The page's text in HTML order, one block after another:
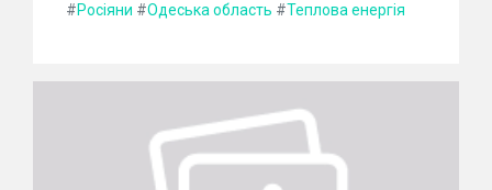
#Росіяни #Одеська область #Теплова енергія